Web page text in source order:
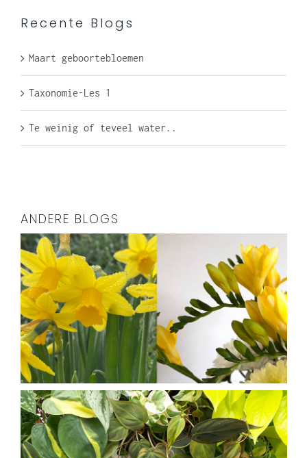
Recente Blogs
Maart geboortebloemen
Taxonomie-Les 1
Te weinig of teveel water..
ANDERE BLOGS
MAART GEBOORTEBLOEMEN